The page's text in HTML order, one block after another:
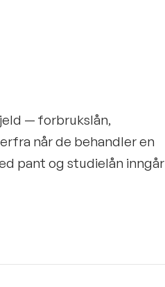
— forbrukslån,
når de behandler en
pant og studielån inngår